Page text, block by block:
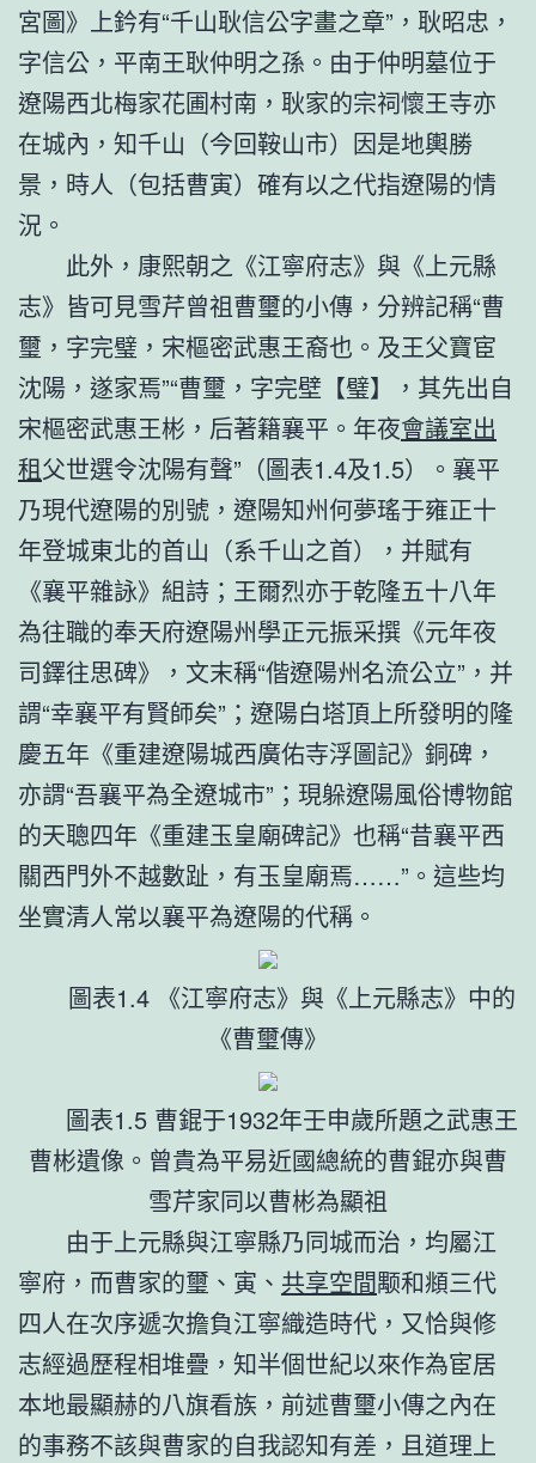
宮圖》上鈐有“千山耿信公字畫之章”，耿昭忠，
字信公，平南王耿仲明之孫。由于仲明墓位于
遼陽西北梅家花圃村南，耿家的宗祠懷王寺亦
在城內，知千山（今回鞍山市）因是地輿勝
景，時人（包括曹寅）確有以之代指遼陽的情
況。
此外，康熙朝之《江寧府志》與《上元縣
志》皆可見雪芹曾祖曹璽的小傳，分辨記稱“曹
璽，字完璧，宋樞密武惠王裔也。及王父寶宦
沈陽，遂家焉”“曹璽，字完壁【璧】，其先出自
宋樞密武惠王彬，后著籍襄平。年夜會議室出
租父世選令沈陽有聲”（圖表1.4及1.5）。襄平
乃現代遼陽的別號，遼陽知州何夢瑤于雍正十
年登城東北的首山（系千山之首），并賦有
《襄平雜詠》組詩；王爾烈亦于乾隆五十八年
為往職的奉天府遼陽州學正元振采撰《元年夜
司鐸往思碑》，文末稱“偕遼陽州名流公立”，并
謂“幸襄平有賢師矣”；遼陽白塔頂上所發明的隆
慶五年《重建遼陽城西廣佑寺浮圖記》銅碑，
亦謂“吾襄平為全遼城市”；現躲遼陽風俗博物館
的天聰四年《重建玉皇廟碑記》也稱“昔襄平西
關西門外不越數趾，有玉皇廟焉……”。這些均
坐實清人常以襄平為遼陽的代稱。
圖表1.4 《江寧府志》與《上元縣志》中的
《曹璽傳》
圖表1.5 曹錕于1932年壬申歲所題之武惠王
曹彬遺像。曾貴為平易近國總統的曹錕亦與曹
雪芹家同以曹彬為顯祖
由于上元縣與江寧縣乃同城而治，均屬江
寧府，而曹家的璽、寅、 共享空間颙和頫三代
四人在次序遞次擔負江寧織造時代，又恰與修
志經過歷程相堆疊，知半個世紀以來作為宦居
本地最顯赫的八旗看族，前述曹璽小傳之內在
的事務不該與曹家的自我認知有差，且道理上